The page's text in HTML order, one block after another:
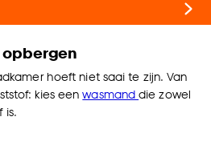
hoeft niet saai te zijn. Van
kies eenwasmanddie zowel
is.